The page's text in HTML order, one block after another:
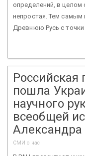
определений, в целом
непростая. Тем самым
Древнюю Русь с точки
Российская
пошла
научного
всеобщей
Александра
СМИ о нас